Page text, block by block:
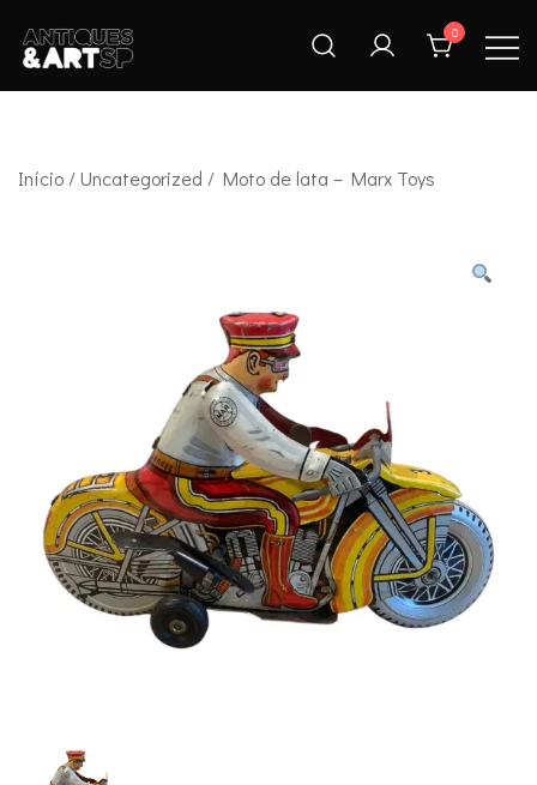
content
Antiques & Art SP
0
Início / Uncategorized / Moto de lata – Marx Toys